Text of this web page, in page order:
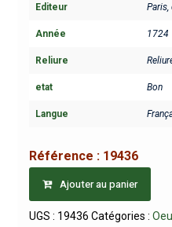
Editeur Paris,
Année 1724
Reliure
etat Bon
Langue
Référence : 19436
Ajouter au panier
UGS : 19436 Catégories :